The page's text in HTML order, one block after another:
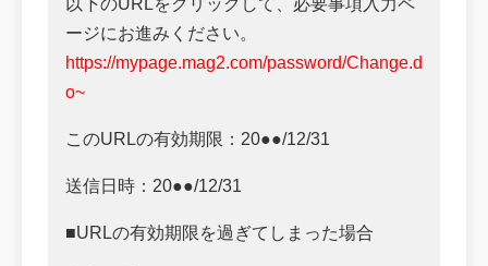
以下のURLをクリックして、必要事項入力ペ
ージにお進みください。
https://mypage.mag2.com/password/Change.d
o~
このURLの有効期限：20●●/12/31
送信日時：20●●/12/31
■URLの有効期限を過ぎてしまった場合